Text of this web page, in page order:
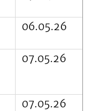
06.05.26
07.05.26
07.05.26